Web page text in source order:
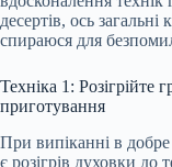
десертів, ось
спираюся для
Техніка 1: Розігрійте
приготування
При випіканні в
є розігрів духовки